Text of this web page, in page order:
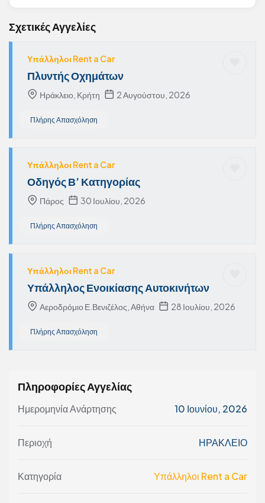
Σχετικές Αγγελίες
Υπάλληλοι Rent a Car
Πλυντής Οχημάτων
Ηράκλειο, Κρήτη 2 Αυγούστου, 2026
Πλήρης Απασχόληση
Υπάλληλοι Rent a Car
Οδηγός Β’ Κατηγορίας
Πάρος 30 Ιουλίου, 2026
Πλήρης Απασχόληση
Υπάλληλοι Rent a Car
Υπάλληλος Ενοικίασης Αυτοκινήτων
Αεροδρόμιο Ε.Βενιζέλος, Αθήνα 28 Ιουλίου, 2026
Πλήρης Απασχόληση
Πληροφορίες Αγγελίας
Ημερομηνία Ανάρτησης 10 Ιουνίου, 2026
Περιοχή ΗΡΑΚΛΕΙΟ
Κατηγορία Υπάλληλοι Rent a Car